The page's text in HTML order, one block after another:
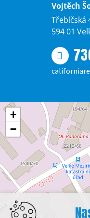
Vojtěch
Třebíčská
594 01
+
−